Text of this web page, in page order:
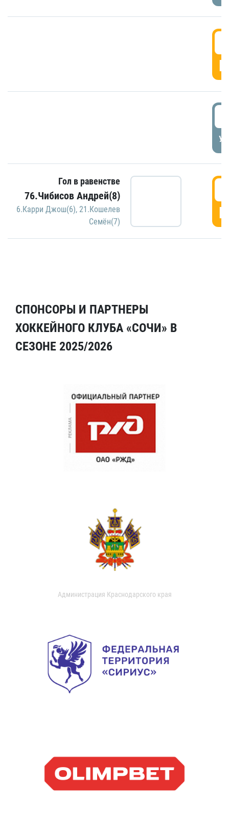
Гол в равенстве
76.Чибисов Андрей(8)
6.Карри Джош(6), 21.Кошелев
Семён(7)
СПОНСОРЫ И ПАРТНЕРЫ
ХОККЕЙНОГО КЛУБА «СОЧИ» В
СЕЗОНЕ 2025/2026
Администрация Краснодарского края